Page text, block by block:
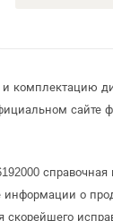
комплектацию
сайте
о
скорейшего